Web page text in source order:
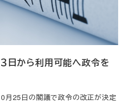
３日から利用可能へ政令を
月25日の閣議で政令の改正が決定